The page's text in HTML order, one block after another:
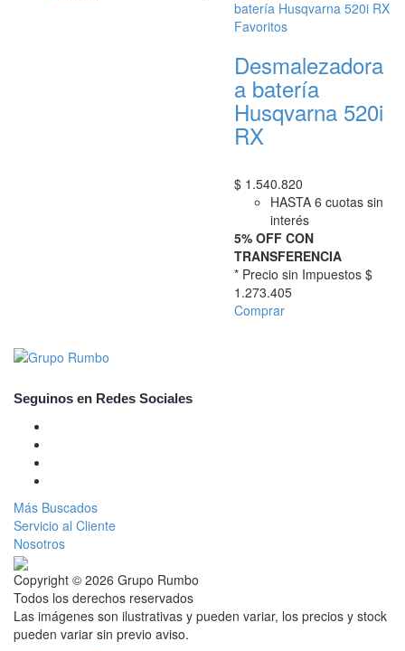
Favoritos
Desmalezadora
a batería
Husqvarna 520i
RX
$ 1.540.820
HASTA 6 cuotas sin
interés
5% OFF CON
TRANSFERENCIA
* Precio sin Impuestos $
1.273.405
Comprar
Seguinos en Redes Sociales
Más Buscados
Servicio al Cliente
Nosotros
Copyright © 2026 Grupo Rumbo
Todos los derechos reservados
Las imágenes son ilustrativas y pueden variar, los precios y stock
pueden variar sin previo aviso.